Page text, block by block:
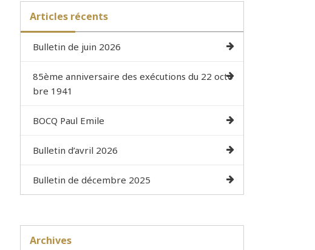
Articles récents
Bulletin de juin 2026
85ème anniversaire des exécutions du 22 octo
bre 1941
BOCQ Paul Emile
Bulletin d’avril 2026
Bulletin de décembre 2025
Archives